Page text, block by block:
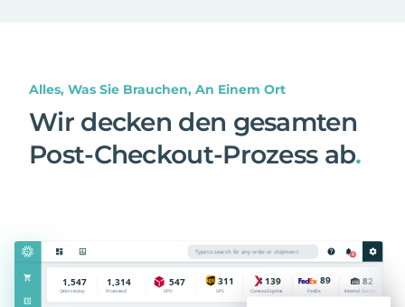
Alles, Was Sie Brauchen, An Einem Ort
Wir decken den gesamten
Post-Checkout-Prozess ab.